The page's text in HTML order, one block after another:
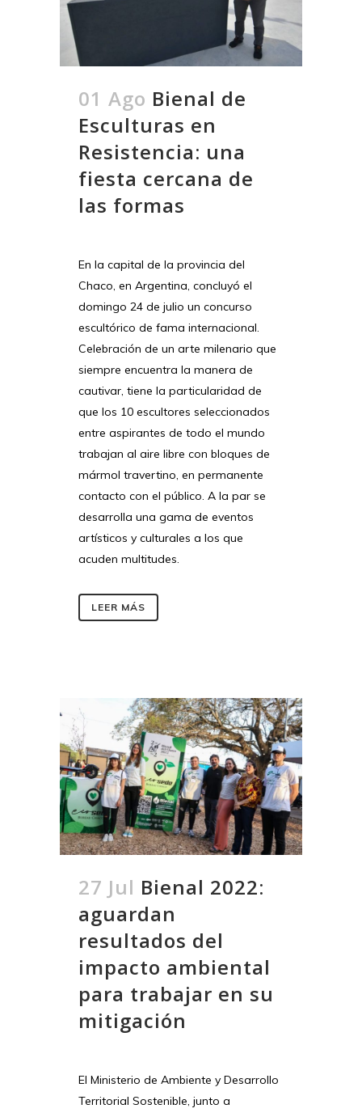
01 Ago Bienal de
Esculturas en
Resistencia: una
fiesta cercana de
las formas
En la capital de la provincia del
Chaco, en Argentina, concluyó el
domingo 24 de julio un concurso
escultórico de fama internacional.
Celebración de un arte milenario que
siempre encuentra la manera de
cautivar, tiene la particularidad de
que los 10 escultores seleccionados
entre aspirantes de todo el mundo
trabajan al aire libre con bloques de
mármol travertino, en permanente
contacto con el público. A la par se
desarrolla una gama de eventos
artísticos y culturales a los que
acuden multitudes.
LEER MÁS
27 Jul Bienal 2022:
aguardan
resultados del
impacto ambiental
para trabajar en su
mitigación
El Ministerio de Ambiente y Desarrollo
Territorial Sostenible, junto a